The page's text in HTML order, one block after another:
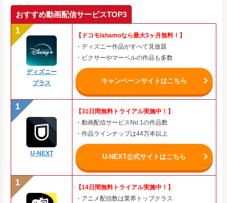
おすすめ動画配信サービスTOP3
ディズニー
プラス
【ドコモ/ahamoなら最大3ヶ月無料！】
・ディズニー作品がすべて見放題
・ピクサーやマーベルの作品も多数
キャンペーンサイトはこちら
U-NEXT
【31日間無料トライアル実施中！】
・動画配信サービスNo.1の作品数
・作品ラインナップは44万本以上
U-NEXT公式サイトはこちら
【14日間無料トライアル実施中！】
・アニメ配信数は業界トップクラス